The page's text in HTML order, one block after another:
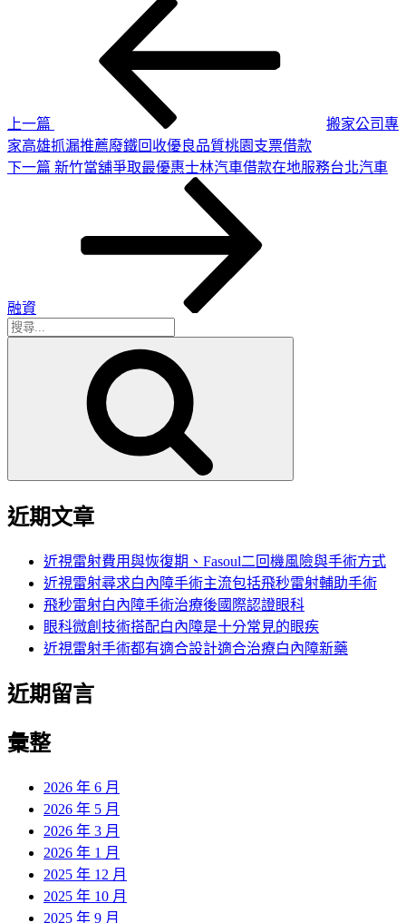
上一篇
搬家公司專
家高雄抓漏推薦廢鐵回收優良品質桃園支票借款
下
下一篇 新竹當舖爭取最優惠士林汽車借款在地服務台北汽車
融資
搜
近期文章
近視雷射費用與恢復期、Fasoul二回機風險與手術方式
近視雷射尋求白內障手術主流包括飛秒雷射輔助手術
飛秒雷射白內障手術治療後國際認證眼科
眼科微創技術搭配白內障是十分常見的眼疾
近視雷射手術都有適合設計適合治療白內障新藥
近期留言
彙整
2026 年 6 月
2026 年 5 月
2026 年 3 月
2026 年 1 月
2025 年 12 月
2025 年 10 月
2025 年 9 月